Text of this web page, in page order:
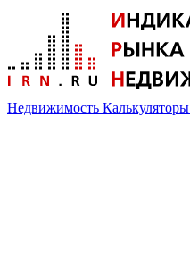
Недвижимость Калькуляторы